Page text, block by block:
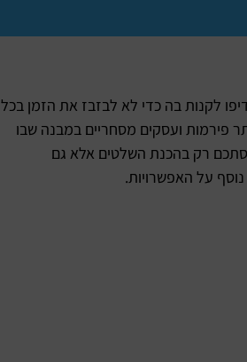
לקנות בה כדי לא לבזבז את הזמן בכל
פירמות ועסקים מסחריים במבנה שבו
רק בהכנת השלטים אלא גם
על האפשרויות.